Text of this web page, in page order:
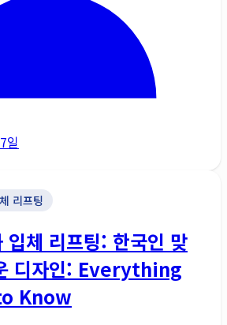
일
리프팅
입체 리프팅: 한국인 맞
디자인: Everything
Know